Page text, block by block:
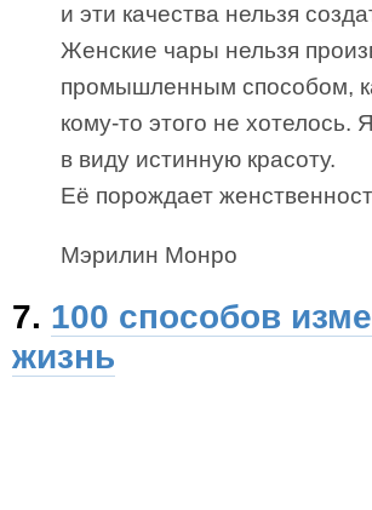
и эти качества нельзя
Женские чары нельзя
промышленным способом,
кому-то этого не хотелось.
в виду истинную красоту.
Её порождает
Мэрилин Монро
7. 100 способов
жизнь